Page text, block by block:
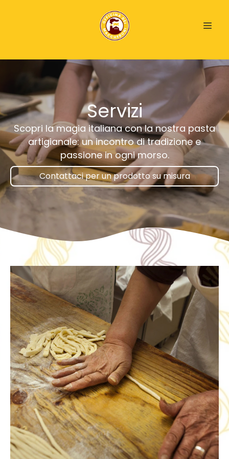
Servizi
Scopri la magia italiana con la nostra pasta
artigianale: un incontro di tradizione e
passione in ogni morso.
Contattaci per un prodotto su misura